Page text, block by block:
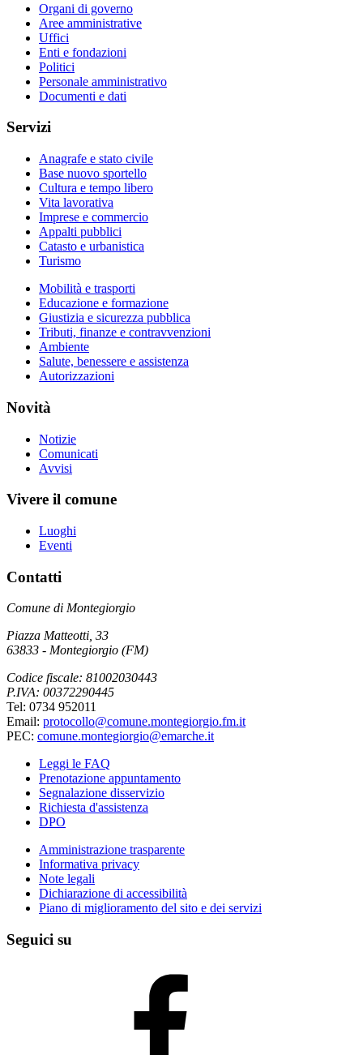
Organi di governo
Aree amministrative
Uffici
Enti e fondazioni
Politici
Personale amministrativo
Documenti e dati
Servizi
Anagrafe e stato civile
Base nuovo sportello
Cultura e tempo libero
Vita lavorativa
Imprese e commercio
Appalti pubblici
Catasto e urbanistica
Turismo
Mobilità e trasporti
Educazione e formazione
Giustizia e sicurezza pubblica
Tributi, finanze e contravvenzioni
Ambiente
Salute, benessere e assistenza
Autorizzazioni
Novità
Notizie
Comunicati
Avvisi
Vivere il comune
Luoghi
Eventi
Contatti
Comune di Montegiorgio
Piazza Matteotti, 33
63833 - Montegiorgio (FM)
Codice fiscale: 81002030443
P.IVA: 00372290445
Tel: 0734 952011
Email: protocollo@comune.montegiorgio.fm.it
PEC: comune.montegiorgio@emarche.it
Leggi le FAQ
Prenotazione appuntamento
Segnalazione disservizio
Richiesta d'assistenza
DPO
Amministrazione trasparente
Informativa privacy
Note legali
Dichiarazione di accessibilità
Piano di miglioramento del sito e dei servizi
Seguici su